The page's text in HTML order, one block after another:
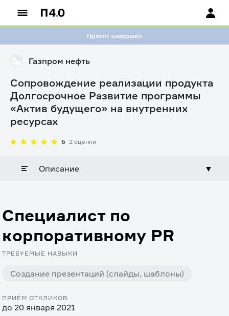
Проект завершен
Газпром нефть
Сопровождение реализации продукта
Долгосрочное Развитие программы
«Актив будущего» на внутренних
ресурсах
5 2 оценки
Описание ▼
Специалист по
корпоративному PR
ТРЕБУЕМЫЕ НАВЫКИ
Создание презентаций (слайды, шаблоны)
ПРИЁМ ОТКЛИКОВ
до 20 января 2021